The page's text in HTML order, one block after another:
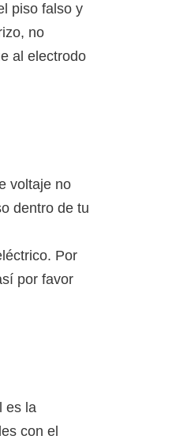
piso falso y
no
al electrodo
voltaje no
dentro de tu
Por
por favor
es la
con el